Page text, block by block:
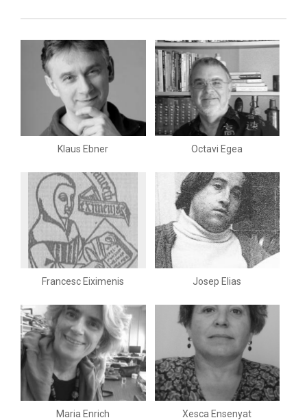
Klaus Ebner Octavi Egea
Francesc Eiximenis Josep Elias
Maria Enrich Xesca Ensenyat